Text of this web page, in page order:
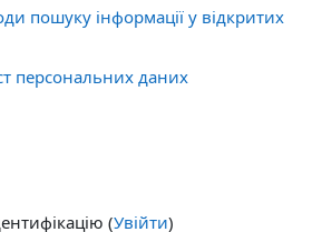
пошуку інформації у відкритих
персональних даних
(Увійти)